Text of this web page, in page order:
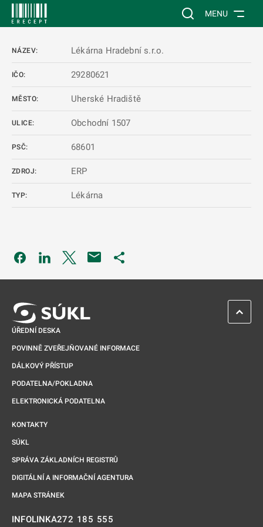
Vyhledávání na
MENU
NÁZEV: Lékárna Hradební s.r.o.
IČO: 29280621
MĚSTO: Uherské Hradiště
ULICE: Obchodní 1507
PSČ: 68601
ZDROJ: ERP
TYP: Lékárna
Odkaz se otevře na nové kartě
Odkaz se otevře na nové kartě
Odkaz se otevře na nové kartě
ÚŘEDNÍ DESKA
POVINNĚ ZVEŘEJŇOVANÉ INFORMACE
DÁLKOVÝ PŘÍSTUP
PODATELNA/POKLADNA
ELEKTRONICKÁ PODATELNA
KONTAKTY
SÚKL
SPRÁVA ZÁKLADNÍCH REGISTRŮ
DIGITÁLNÍ A INFORMAČNÍ AGENTURA
MAPA STRÁNEK
INFOLINKA272 185 555
ZPĚT